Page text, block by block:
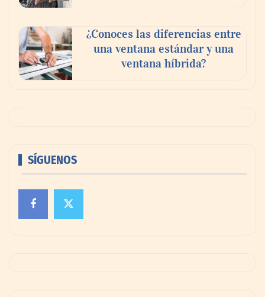
¿Conoces las diferencias entre
una ventana estándar y una
ventana híbrida?
SÍGUENOS